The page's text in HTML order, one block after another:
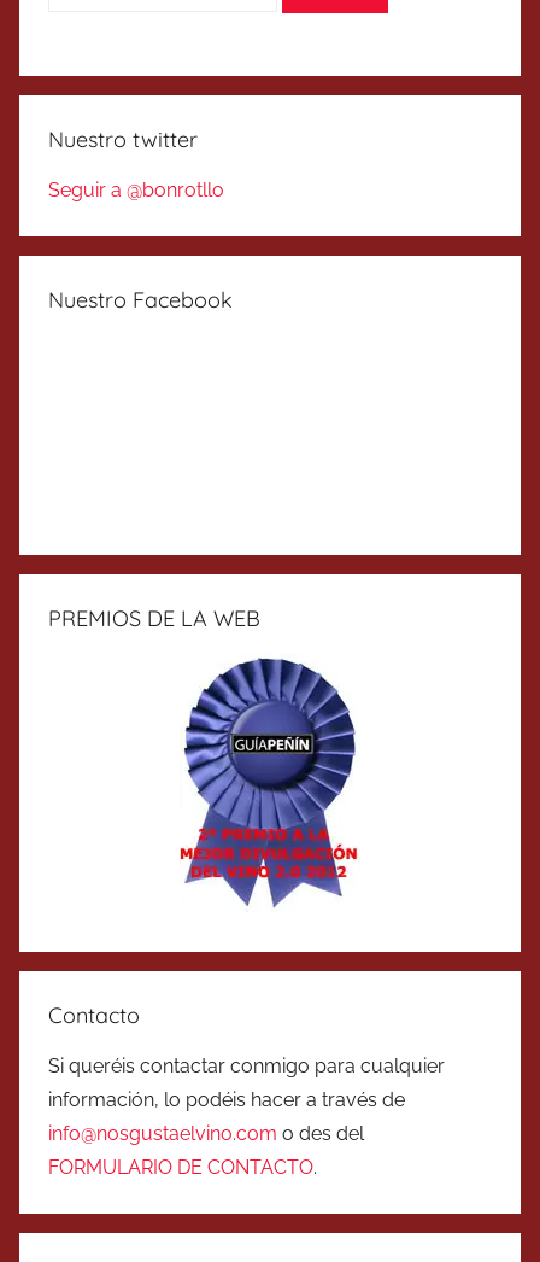
Nuestro twitter
Seguir a @bonrotllo
Nuestro Facebook
PREMIOS DE LA WEB
Contacto
Si queréis contactar conmigo para cualquier
información, lo podéis hacer a través de
info@nosgustaelvino.com o des del
FORMULARIO DE CONTACTO.